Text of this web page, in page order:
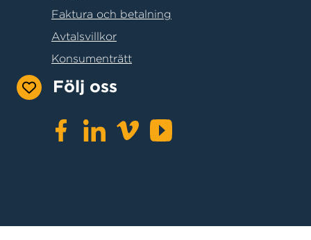
Faktura och betalning
Avtalsvillkor
Konsumenträtt
Följ oss